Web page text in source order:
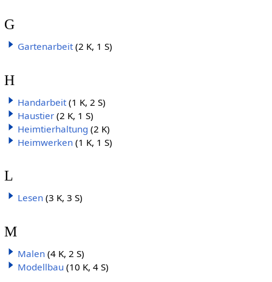
G
Gartenarbeit (2 K, 1 S)
H
Handarbeit (1 K, 2 S)
Haustier (2 K, 1 S)
Heimtierhaltung (2 K)
Heimwerken (1 K, 1 S)
L
Lesen (3 K, 3 S)
M
Malen (4 K, 2 S)
Modellbau (10 K, 4 S)